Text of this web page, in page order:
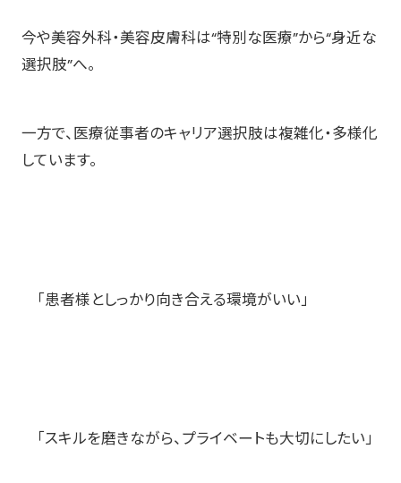
今や美容外科・美容皮膚科は“特別な医療”から“身近な
選択肢”へ。
一方で、医療従事者のキャリア選択肢は複雑化・多様化
しています。
「患者様としっかり向き合える環境がいい」
「スキルを磨きながら、プライベートも大切にしたい」